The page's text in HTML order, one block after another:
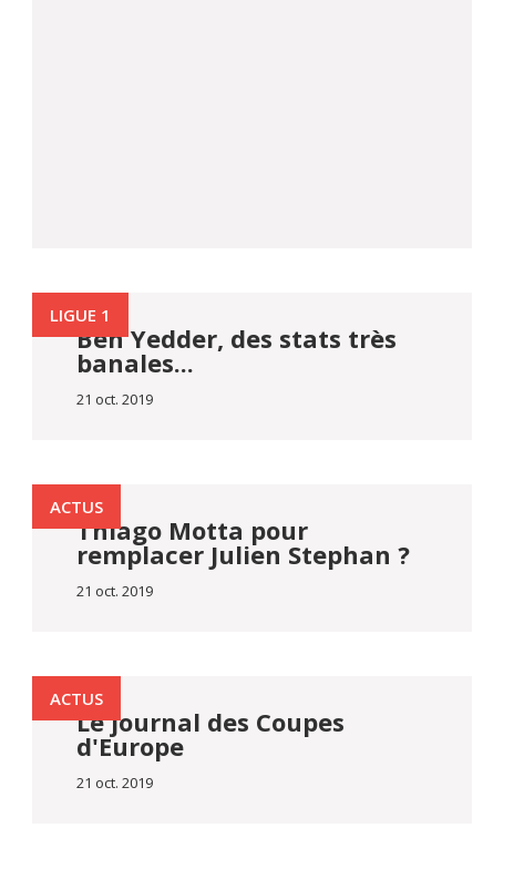
LIGUE 1
Ben Yedder, des stats très
banales...
21 oct. 2019
ACTUS
Thiago Motta pour
remplacer Julien Stephan ?
21 oct. 2019
ACTUS
Le journal des Coupes
d'Europe
21 oct. 2019